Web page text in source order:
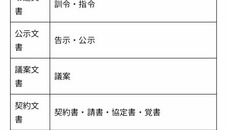
書
訓令・指令
公示文
書
告示・公示
議案文
書
議案
契約文
書
契約書・請書・協定書・覚書